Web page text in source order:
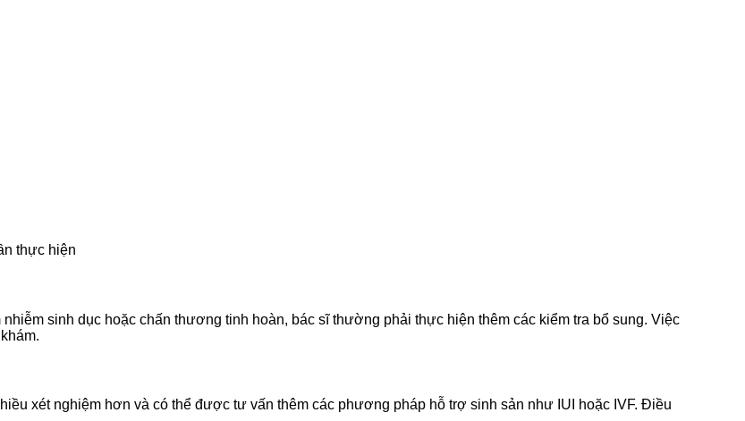
thực hiện
sinh dục hoặc chấn thương tinh hoàn, bác sĩ thường phải thực hiện thêm các kiểm tra bổ sung. Việc
xét nghiệm hơn và có thể được tư vấn thêm các phương pháp hỗ trợ sinh sản như IUI hoặc IVF. Điều